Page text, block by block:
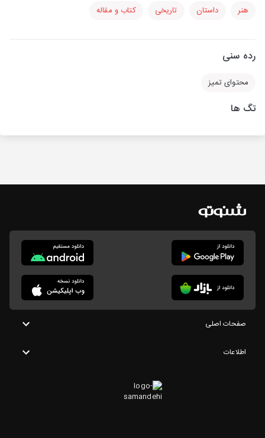
هنر داستان تاریخی کتاب و مقاله
رده سنی
محتوای تمیز
تگ ها
صفحات اصلی
اطلاعات